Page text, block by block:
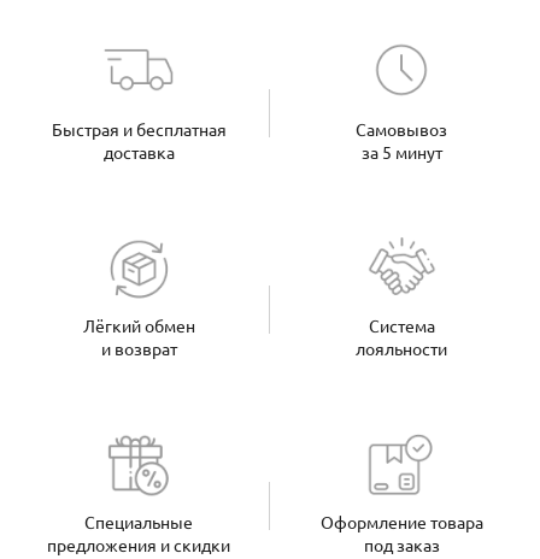
Быстрая и бесплатная
доставка
Самовывоз
за 5 минут
Лёгкий обмен
и возврат
Система
лояльности
Специальные
предложения и скидки
Оформление товара
под заказ